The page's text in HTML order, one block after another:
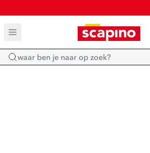
TOT 70% KORTING OP SALE
SHOP NIEUW
Home